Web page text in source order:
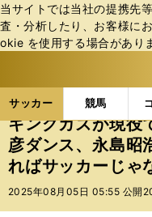
当サイトでは当社の提携先
査・分析したり、お客様に
okie を使⽤する場合があり
サッカー 競馬
ス
ポ
ル
テ
ー
バ
サッカーの記事一
キングカズが現
彦ダンス、永島昭
ればサッカーじゃ
2025年08月05日 05:55 公開